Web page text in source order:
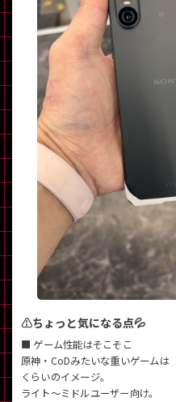
⚠️ちょっと気になる点💦
■ ゲーム性能はそこそこ
原神・CoDみたいな重いゲームは
くらいのイメージ。
ライト〜ミドルユーザー向け。